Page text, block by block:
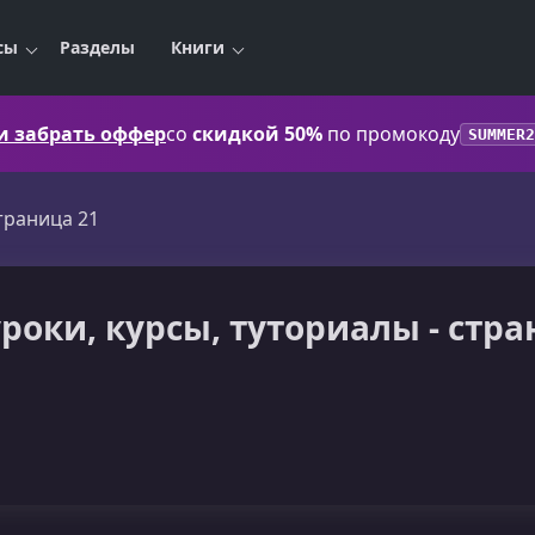
Разделы Книги
забрать офферсо скидкой 50% по промокоду
21
курсы, туториалы -